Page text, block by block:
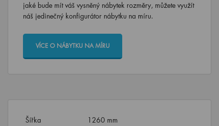
jaké bude mít váš vysněný nábytek rozměry, můžete využít
náš jedinečný konfigurátor nábytku na míru.
VÍCE O NÁBYTKU NA MÍRU
Šířka
1260 mm